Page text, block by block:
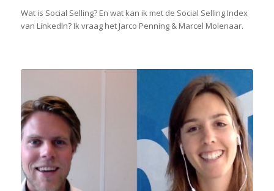
Wat is Social Selling? En wat kan ik met de Social Selling Index
van LinkedIn? Ik vraag het Jarco Penning & Marcel Molenaar.